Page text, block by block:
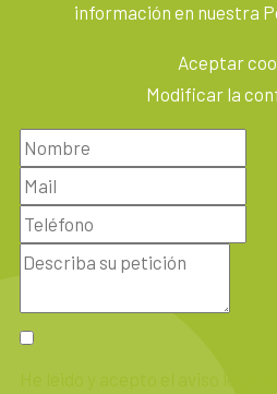
información en nuestra
Aceptar
Modificar la